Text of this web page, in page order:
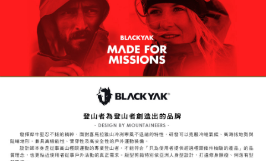
是否繳費成功／繳費後需取消欲退款等相關疑問，請聯繫「AFTEE先享後付
客戶支援中心」https://netprotections.freshdesk.com/support/home
【注意事項】
１．透過由恩沛科技股份有限公司提供之「AFTEE先享後付」服務完成之交
易，需依本服務之必要範圍內提供個人資料，並將交易相關給付款項請求債
權轉讓予恩沛科技股份有限公司。
https://aftee.tw/terms/#terms3
３．未成年的使用者請事先徵得法定代理人或監護人之同意方可使用
「AFTEE先享後付」，若未經同意申辦者引起之損失，本公司不負相關責
４．使用「AFTEE先享後付」時，將依據個別帳號之用戶狀況，依本公司即
時審查核予不同之上限額度；若仍有額度不足之情形，本公司將視審查結果
請求用戶進行身份認證。